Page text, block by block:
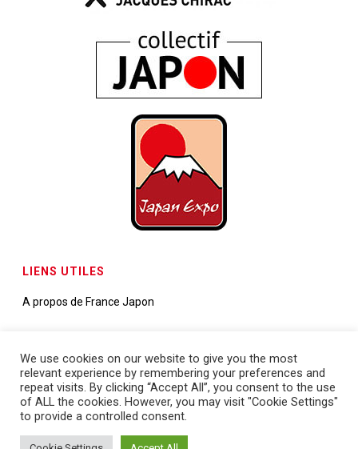
LIENS UTILES
A propos de France Japon
Demande de partenariats
We use cookies on our website to give you the most
relevant experience by remembering your preferences and
repeat visits. By clicking “Accept All”, you consent to the use
of ALL the cookies. However, you may visit "Cookie Settings"
to provide a controlled consent.